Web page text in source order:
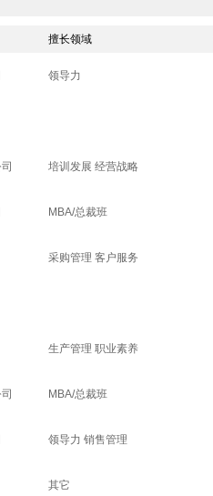
擅长领域
领导力
培训发展 经营战略
MBA/总裁班
采购管理 客户服务
生产管理 职业素养
MBA/总裁班
领导力 销售管理
其它